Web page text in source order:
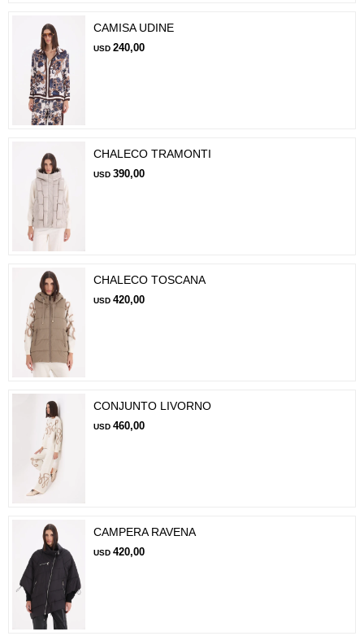
CAMISA UDINE
USD 240,00
CHALECO TRAMONTI
USD 390,00
CHALECO TOSCANA
USD 420,00
CONJUNTO LIVORNO
USD 460,00
CAMPERA RAVENA
USD 420,00